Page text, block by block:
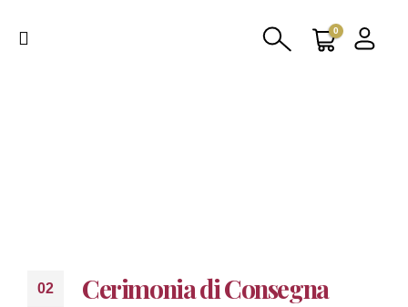
0
02
Cerimonia di Consegna